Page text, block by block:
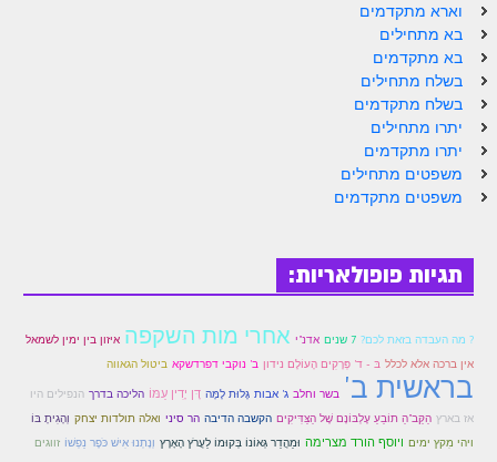
זוהר פנחס למתקדמים
ספר הזוהר – דברים
זוהר ואתחנן למתחילים
זוהר ואתחנן למתקדמים
זוהר עקב מתחילים
זהר שופטים מתחילים
זוהר כי תצא מתקדמים
זוהר וילך השקפה
וארא מתקדמים
בא מתחילים
בא מתקדמים
בשלח מתחילים
בשלח מתקדמים
יתרו מתחילים
יתרו מתקדמים
משפטים מתחילים
משפטים מתקדמים
תגיות פופולאריות:
? מה העבדה בזאת לכם? 7 שנים אדנ"י אחרי מות השקפה איזון בין ימין לשמאל
אין ברכה אלא לכלל בּ - ד' פְּרָקִים הָעוֹלָם נידון ב' נוקבי דפרדשקא ביטול הגאווה
בראשית ב' בשר וחלב ג' אבות גָּלוּת לָמָּה דָּן יָדִין עַמּוֹ הליכה בדרך הנפילים היו
אז בארץ הַקַּב"הַ תוֹבֵעַ עֶלְבּוֹנָם שֶׁל הַצַּדִּיקִים הקשבה הדיבה הר סיני ואלה תולדות יצחק וְהָגִיתָ בּוֹ
ויהי מִקץ ימים ויוסף הורד מצרימה וּמֵהֲדַר גְּאוֹנוֹ בְּקוּמוֹ לַעֲרֹץ הָאָרֶץ וְנָתְנוּ אִישׁ כֹּפֶר נַפְשׁוֹ זווגים